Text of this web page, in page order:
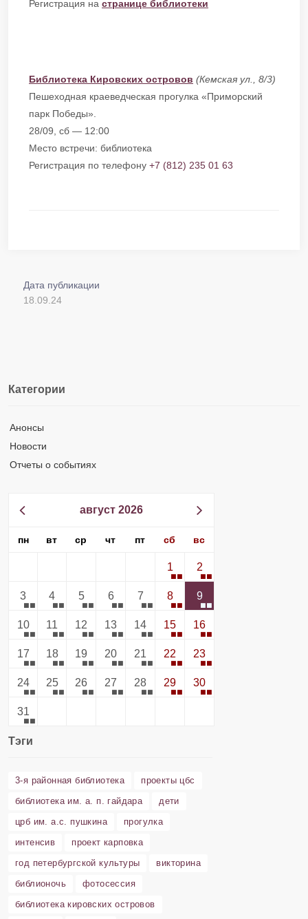
Регистрация на странице библиотеки
Библиотека Кировских островов (Кемская ул., 8/3)
Пешеходная краеведческая прогулка «Приморский
парк Победы».
28/09, сб — 12:00
Место встречи: библиотека
Регистрация по телефону +7 (812) 235 01 63
Дата публикации
18.09.24
Категории
Анонсы
Новости
Отчеты о событиях
август 2026
пн вт ср чт пт сб вс
1 2
3 4 5 6 7 8 9
10 11 12 13 14 15 16
17 18 19 20 21 22 23
24 25 26 27 28 29 30
31
Тэги
3-я районная библиотека
проекты цбс
библиотека им. а. п. гайдара
дети
црб им. а.с. пушкина
прогулка
интенсив
проект карповка
год петербургской культуры
викторина
библионочь
фотосессия
библиотека кировских островов